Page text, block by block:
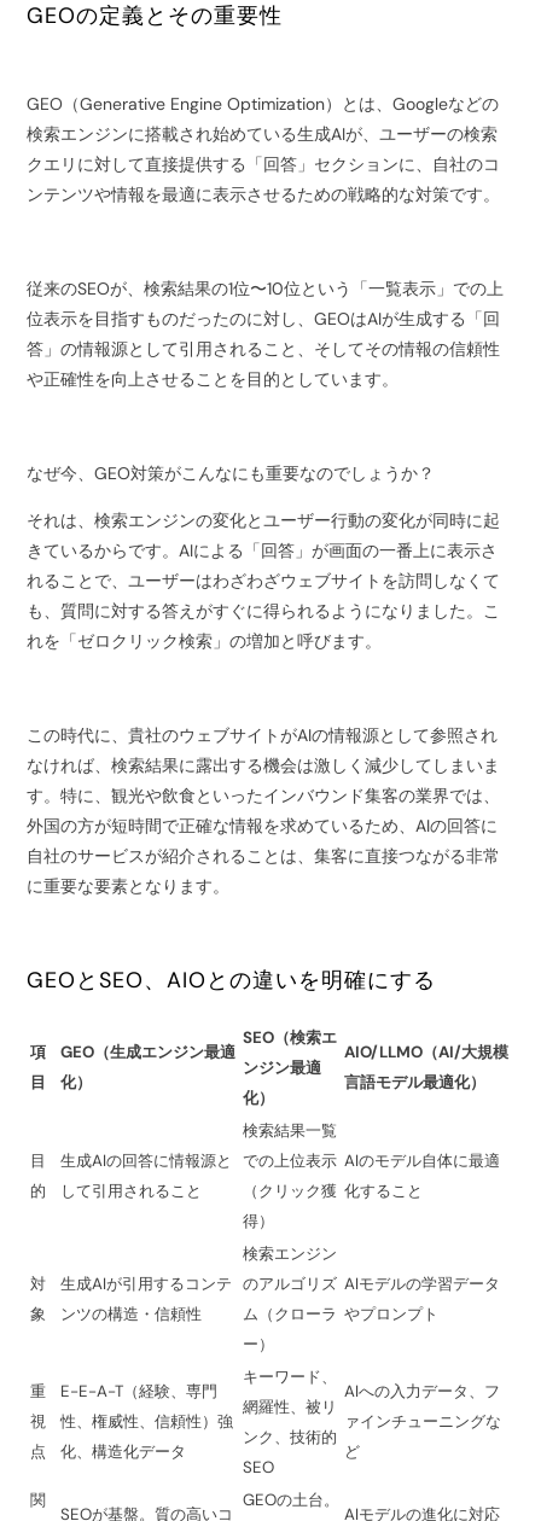
GEOの定義とその重要性
GEO（Generative Engine Optimization）とは、Googleなどの
検索エンジンに搭載され始めている生成AIが、ユーザーの検索
クエリに対して直接提供する「回答」セクションに、自社のコ
ンテンツや情報を最適に表示させるための戦略的な対策です。
従来のSEOが、検索結果の1位〜10位という「一覧表示」での上
位表示を目指すものだったのに対し、GEOはAIが生成する「回
答」の情報源として引用されること、そしてその情報の信頼性
や正確性を向上させることを目的としています。
なぜ今、GEO対策がこんなにも重要なのでしょうか？
それは、検索エンジンの変化とユーザー行動の変化が同時に起
きているからです。AIによる「回答」が画面の一番上に表示さ
れることで、ユーザーはわざわざウェブサイトを訪問しなくて
も、質問に対する答えがすぐに得られるようになりました。こ
れを「ゼロクリック検索」の増加と呼びます。
この時代に、貴社のウェブサイトがAIの情報源として参照され
なければ、検索結果に露出する機会は激しく減少してしまいま
す。特に、観光や飲食といったインバウンド集客の業界では、
外国の方が短時間で正確な情報を求めているため、AIの回答に
自社のサービスが紹介されることは、集客に直接つながる非常
に重要な要素となります。
GEOとSEO、AIOとの違いを明確にする
項
目
GEO（生成エンジン最適
化）
SEO（検索エ
ンジン最適
化）
AIO/LLMO（AI/大規模
言語モデル最適化）
目
的
生成AIの回答に情報源と
して引用されること
検索結果一覧
での上位表示
（クリック獲
得）
AIのモデル自体に最適
化すること
対
象
生成AIが引用するコンテ
ンツの構造・信頼性
検索エンジン
のアルゴリズ
ム（クローラ
ー）
AIモデルの学習データ
やプロンプト
重
視
点
E-E-A-T（経験、専門
性、権威性、信頼性）強
化、構造化データ
キーワード、
網羅性、被リ
ンク、技術的
SEO
AIへの入力データ、フ
ァインチューニングな
ど
関
SEOが基盤。質の高いコ
GEOの土台。
AIモデルの進化に対応